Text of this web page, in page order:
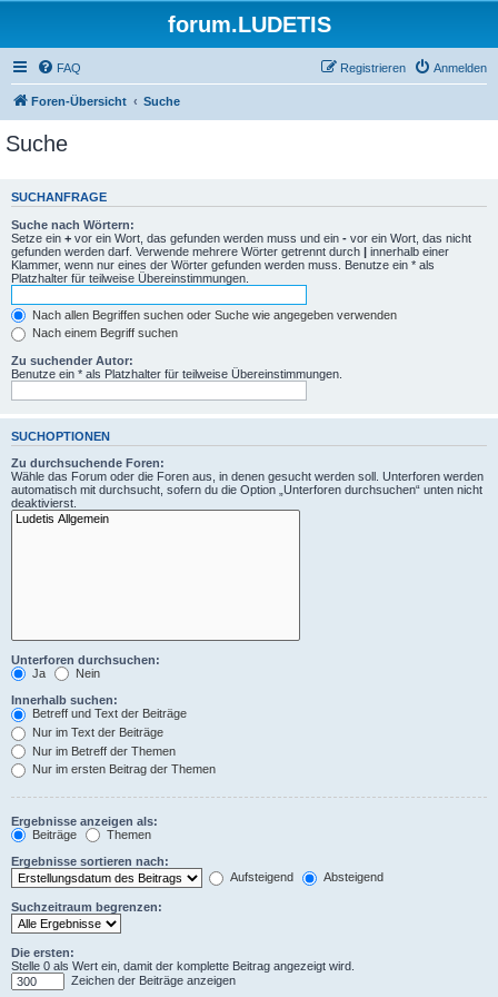
forum.LUDETIS
FAQ Anmelden
Registrieren
Foren-Übersicht Suche
Suche
SUCHANFRAGE
Suche nach Wörtern:
Setze ein + vor ein Wort, das gefunden werden muss und ein - vor ein Wort, das nicht
gefunden werden darf. Verwende mehrere Wörter getrennt durch | innerhalb einer
Klammer, wenn nur eines der Wörter gefunden werden muss. Benutze ein * als
Platzhalter für teilweise Übereinstimmungen.
Nach allen Begriffen suchen oder Suche wie angegeben verwenden
Nach einem Begriff suchen
Zu suchender Autor:
Benutze ein * als Platzhalter für teilweise Übereinstimmungen.
SUCHOPTIONEN
Zu durchsuchende Foren:
Wähle das Forum oder die Foren aus, in denen gesucht werden soll. Unterforen werden
automatisch mit durchsucht, sofern du die Option „Unterforen durchsuchen“ unten nicht
deaktivierst.
Unterforen durchsuchen:
Ja
Nein
Innerhalb suchen:
Betreff und Text der Beiträge
Nur im Text der Beiträge
Nur im Betreff der Themen
Nur im ersten Beitrag der Themen
Ergebnisse anzeigen als:
Beiträge
Themen
Ergebnisse sortieren nach:
Aufsteigend
Absteigend
Suchzeitraum begrenzen:
Die ersten:
Stelle 0 als Wert ein, damit der komplette Beitrag angezeigt wird.
Zeichen der Beiträge anzeigen